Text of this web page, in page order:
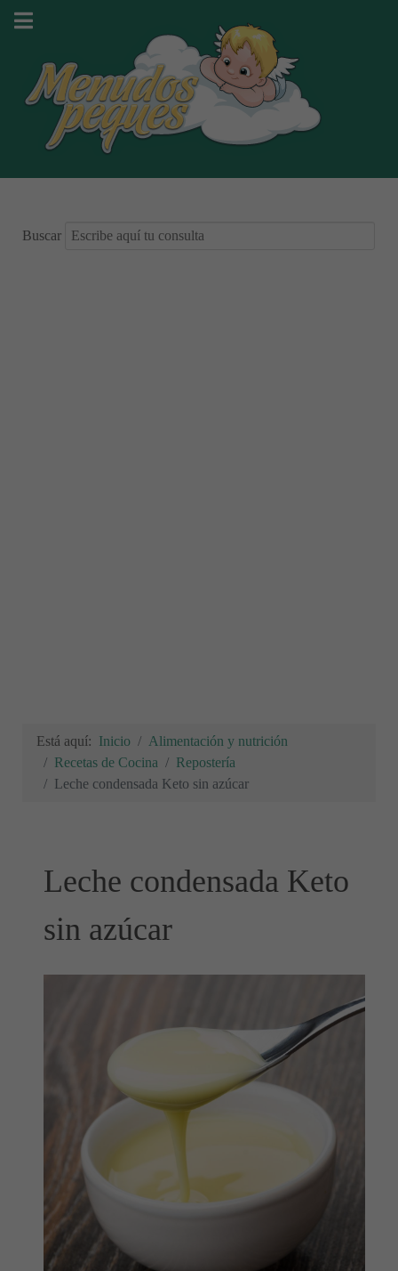
Buscar
Está aquí: Inicio
Alimentación y nutrición
Recetas de Cocina
Repostería
Leche condensada Keto sin azúcar
Leche condensada Keto
sin azúcar